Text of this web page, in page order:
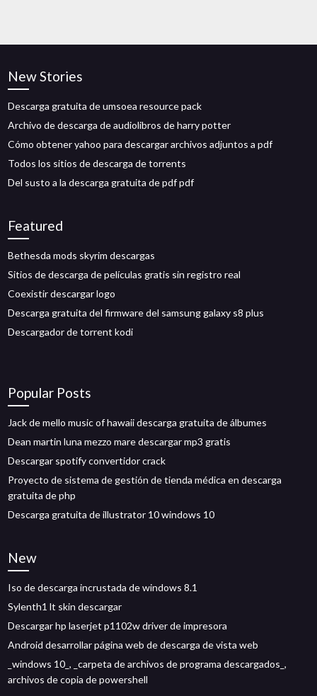
New Stories
Descarga gratuita de umsoea resource pack
Archivo de descarga de audiolibros de harry potter
Cómo obtener yahoo para descargar archivos adjuntos a pdf
Todos los sitios de descarga de torrents
Del susto a la descarga gratuita de pdf pdf
Featured
Bethesda mods skyrim descargas
Sitios de descarga de películas gratis sin registro real
Coexistir descargar logo
Descarga gratuita del firmware del samsung galaxy s8 plus
Descargador de torrent kodi
Popular Posts
Jack de mello music of hawaii descarga gratuita de álbumes
Dean martin luna mezzo mare descargar mp3 gratis
Descargar spotify convertidor crack
Proyecto de sistema de gestión de tienda médica en descarga
gratuita de php
Descarga gratuita de illustrator 10 windows 10
New
Iso de descarga incrustada de windows 8.1
Sylenth1 lt skin descargar
Descargar hp laserjet p1102w driver de impresora
Android desarrollar página web de descarga de vista web
_windows 10_, _carpeta de archivos de programa descargados_,
archivos de copia de powershell